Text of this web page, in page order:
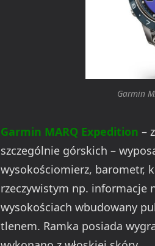
Garmin
Garmin MARQ Expedition –
szczególnie górskich –
wysokościomierz, barometr,
rzeczywistym np. informacje
wysokościach wbudowany
tlenem. Ramka posiada